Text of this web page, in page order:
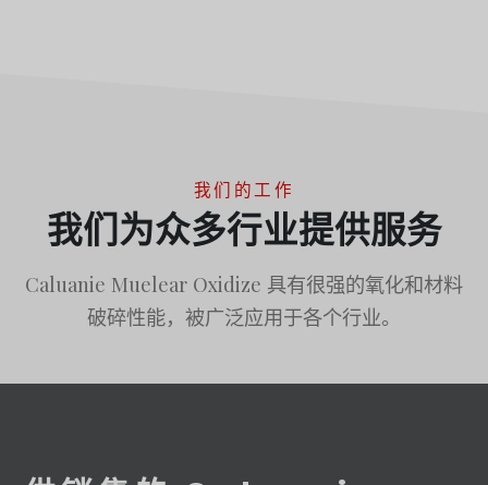
我们的工作
我们为众多行业提供服务
Caluanie Muelear Oxidize 具有很强的氧化和材料
破碎性能，被广泛应用于各个行业。